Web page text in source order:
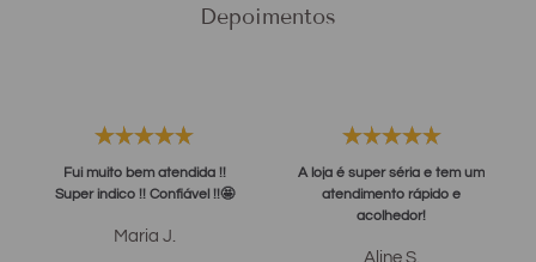
Depoimentos
Fui muito bem atendida !!
Super indico !! Confiável !!🤩
Maria J.
A loja é super séria e tem um
atendimento rápido e
acolhedor!
Aline S.